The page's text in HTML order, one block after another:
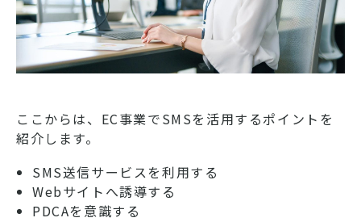
ここからは、EC事業でSMSを活用するポイントを
紹介します。
SMS送信サービスを利用する
Webサイトへ誘導する
PDCAを意識する